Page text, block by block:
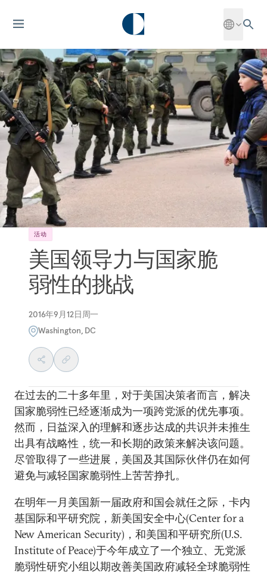
活动
美国领导力与国家脆
弱性的挑战
2016年9月12日周一
Washington, DC
在过去的二十多年里，对于美国决策者而言，解决
国家脆弱性已经逐渐成为一项跨党派的优先事项。
然而，日益深入的理解和逐步达成的共识并未推生
出具有战略性，统一和长期的政策来解决该问题。
尽管取得了一些进展，美国及其国际伙伴仍在如何
避免与减轻国家脆弱性上苦苦挣扎。
在明年一月美国新一届政府和国会就任之际，卡内
基国际和平研究院，新美国安全中心(Center for a
New American Security)，和美国和平研究所(U.S.
Institute of Peace)于今年成立了一个独立、无党派
脆弱性研究小组以期改善美国政府减轻全球脆弱性